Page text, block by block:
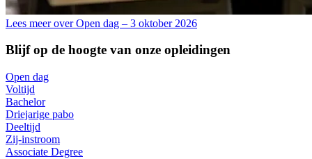
Lees meer over Open dag – 3 oktober 2026
Blijf op de hoogte van onze opleidingen
Open dag
Voltijd
Bachelor
Driejarige pabo
Deeltijd
Zij-instroom
Associate Degree